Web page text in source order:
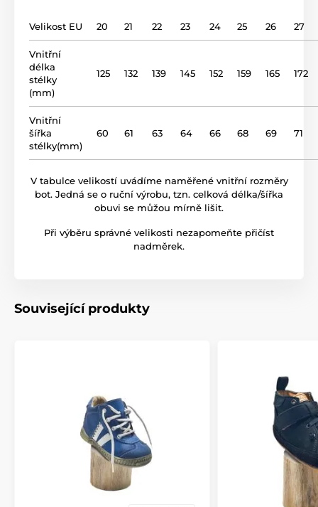
podšívka kůže
podrážka
gumová podrážka (no
název modelu
Velikost EU 20 21 22 23 24 25 26 27
Vnitřní
délka
stélky
(mm)
125 132 139 145 152 159 165 172
Vnitřní
šířka
stélky(mm)
60 61 63 64 66 68 69 71
V tabulce velikostí uvádíme naměřené vnitřní rozměry
bot. Jedná se o ruční výrobu, tzn. celková délka/šířka
obuvi se můžou mírně lišit.
Při výběru správné velikosti nezapomeňte přičíst
nadměrek.
Související produkty